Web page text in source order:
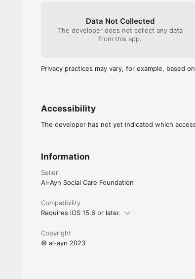
Data Not Collected
The developer does not collect any data
from this app.
Privacy practices may vary, for example, based
Accessibility
The developer has not yet indicated which
Information
Seller
Al-Ayn Social Care Foundation
Compatibility
Requires iOS 15.6 or later.
Copyright
© al-ayn 2023